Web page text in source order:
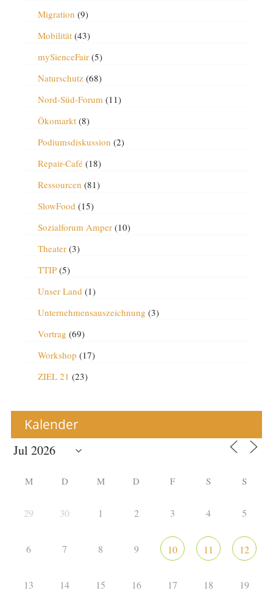
Migration (9)
Mobilität(43)
mySienceFair(5)
Naturschutz(68)
Nord-Süd-Forum(11)
Ökomarkt(8)
Podiumsdiskussion (2)
Repair-Café(18)
Ressourcen (81)
SlowFood (15)
Sozialforum Amper(10)
Theater(3)
TTIP(5)
Unser Land (1)
Unternehmensauszeichnung (3)
Vortrag (69)
Workshop (17)
ZIEL 21 (23)
Kalender
M D M D F S S
29 30 1 2 3 4 5
6 7 8 9 10 11 12
13 14 15 16 17 18 19